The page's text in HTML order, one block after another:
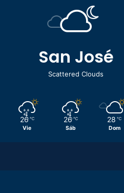
San José
Scattered Clouds
26 ℃
Vie
26 ℃
Sáb
28 ℃
Dom